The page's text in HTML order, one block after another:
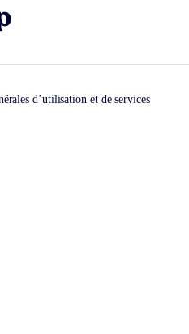
d’utilisation et de services